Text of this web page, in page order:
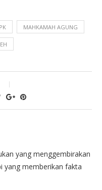
MAHKAMAH AGUNG
yang menggembirakan
yang memberikan fakta